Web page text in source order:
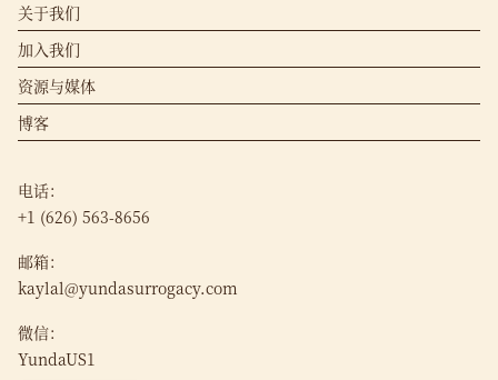
关于我们
加入我们
资源与媒体
博客
电话：
+1 (626) 563-8656
邮箱：
kaylal@yundasurrogacy.com
微信：
YundaUS1